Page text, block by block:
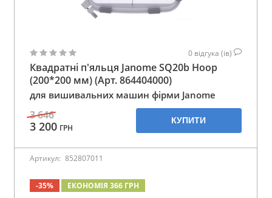
0 відгука (ів)
Квадратні п'яльця Janome SQ20b Hoop
(200*200 мм) (Арт. 864404000)
для вишивальних машин фірми Janome
3 646
3 200 ГРН
КУПИТИ
Артикул: 852807011
-35% ЕКОНОМІЯ 366 ГРН